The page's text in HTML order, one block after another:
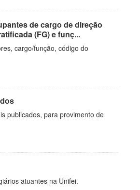
de cargo de direção
(FG) e funç...
cargo/função, código do
publicados, para provimento de
atuantes na Unifei.